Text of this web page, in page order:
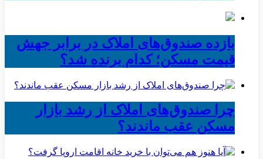
بازده صندوق‌های املاک در برابر جهش
قیمت مسکن؛ کدام برنده شد؟
چرا صندوق‌های املاک از رشد بازار
مسکن عقب ماندند؟